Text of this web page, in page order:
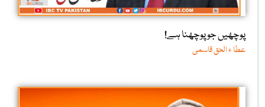
پوچھیں جو پوچھنا ہے!
عطا ء الحق قاسمی